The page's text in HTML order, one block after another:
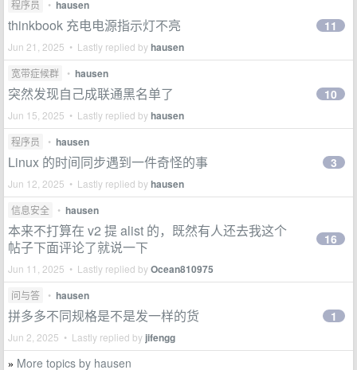
程序员 • hausen
thinkbook 充电电源指示灯不亮
Jun 21, 2025 • Lastly replied byhausen
11
宽带症候群 • hausen
突然发现自己成联通黑名单了
Jun 15, 2025 • Lastly replied byhausen
10
程序员 • hausen
Linux 的时间同步遇到一件奇怪的事
Jun 12, 2025 • Lastly replied byhausen
3
信息安全 • hausen
本来不打算在 v2 提 alist 的，既然有人还去我这个
帖子下面评论了就说一下
Jun 11, 2025 • Lastly replied byOcean810975
16
问与答 • hausen
拼多多不同规格是不是发一样的货
Jun 2, 2025 • Lastly replied by jifengg
1
» More topics by hausen